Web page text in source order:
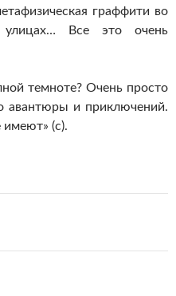
граффити во
Все это очень
темноте? Очень просто
авантюры и приключений.
имеют» (с).